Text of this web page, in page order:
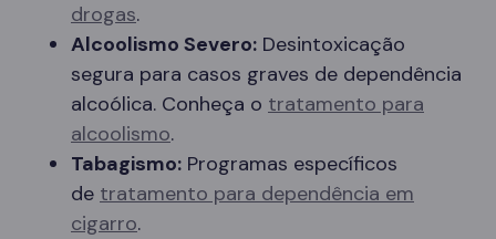
drogas.
Alcoolismo Severo: Desintoxicação
segura para casos graves de dependência
alcoólica. Conheça o tratamento para
alcoolismo.
Tabagismo: Programas específicos
de tratamento para dependência em
cigarro.